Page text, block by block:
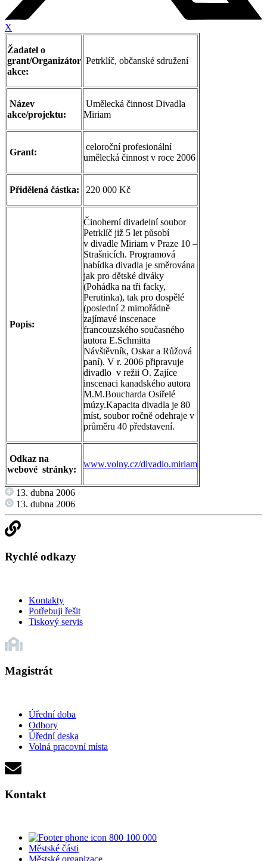
X
Žadatel o
grant/Organizátor
akce:
Petrklíč, občanské sdružení
Název
akce/projektu:
Umělecká činnost Divadla
Miriam
Grant:
celoroční profesionální
umělecká činnost v roce 2006
Přidělená částka: 220 000 Kč
Popis:
Činoherní divadelní soubor
Petrklíč již 5 let působí
v divadle Miriam v Praze 10 –
Strašnicích. Programová
nabídka divadla je směrována
jak pro dětské diváky
(Pohádka na tři facky,
Perutinka), tak pro dospělé
(poslední 2 mimořádně
zajímavé inscenace
francouzského současného
autora E.Schmitta
Návštěvník, Oskar a Růžová
paní). V r. 2006 připravuje
divadlo v režii O. Zajíce
inscenaci kanadského autora
M.M.Boucharda Osiřelé
múzy.Kapacita divadla je 80
míst, soubor ročně odehraje v
průměru 40 představení.
Odkaz na
webové stránky:
www.volny.cz/divadlo.miriam
13. dubna 2006
13. dubna 2006
Rychlé odkazy
Kontakty
Potřebuji řešit
Tiskový servis
Magistrát
Úřední doba
Odbory
Úřední deska
Volná pracovní místa
Kontakt
800 100 000
Městské části